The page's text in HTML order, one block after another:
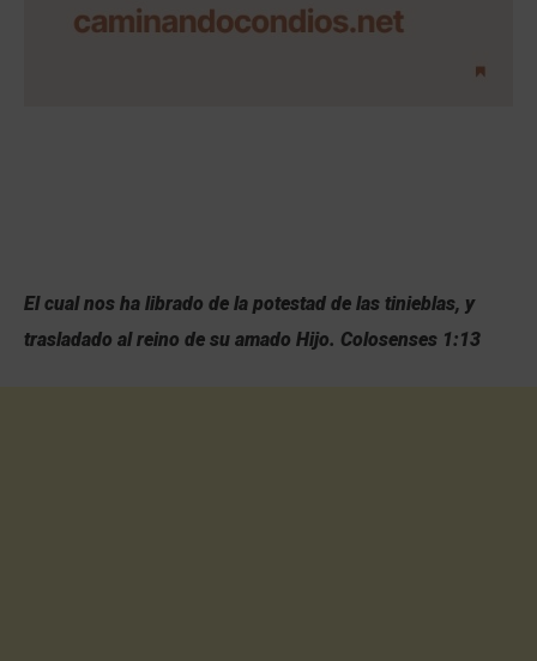
El cual nos ha librado de la potestad de las tinieblas, y
trasladado al reino de su amado Hijo. Colosenses 1:13